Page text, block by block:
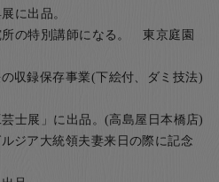
に出品。
の特別講師になる。 東京庭園
保存事業(下絵付、ダミ技法)
士展」に出品。(高島屋日本橋店)
大統領夫妻来日の際に記念